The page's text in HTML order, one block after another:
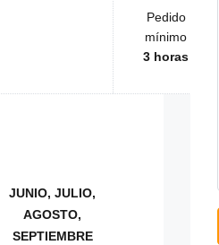
Pedido
mínimo
3 horas
JUNIO, JULIO,
AGOSTO,
SEPTIEMBRE